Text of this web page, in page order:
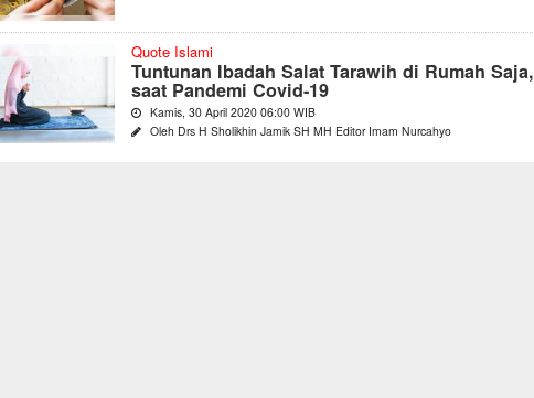
Quote Islami
Tuntunan Ibadah Salat Tarawih di Rumah Saja,
saat Pandemi Covid-19
Kamis, 30 April 2020 06:00 WIB
Oleh Drs H Sholikhin Jamik SH MH Editor Imam Nurcahyo